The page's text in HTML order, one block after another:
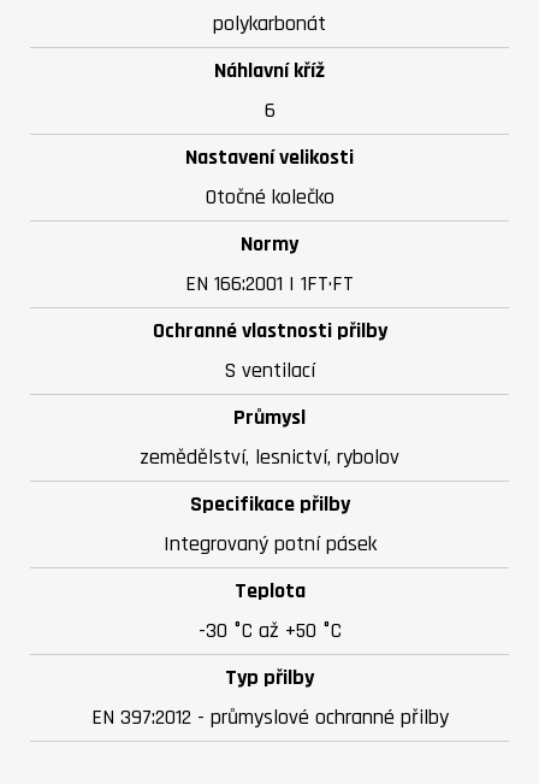
polykarbonát
Náhlavní kříž
6
Nastavení velikosti
Otočné kolečko
Normy
EN 166:2001 | 1FT·FT
Ochranné vlastnosti přilby
S ventilací
Průmysl
zemědělství, lesnictví, rybolov
Specifikace přilby
Integrovaný potní pásek
Teplota
-30 °C až +50 °C
Typ přilby
EN 397:2012 - průmyslové ochranné přilby